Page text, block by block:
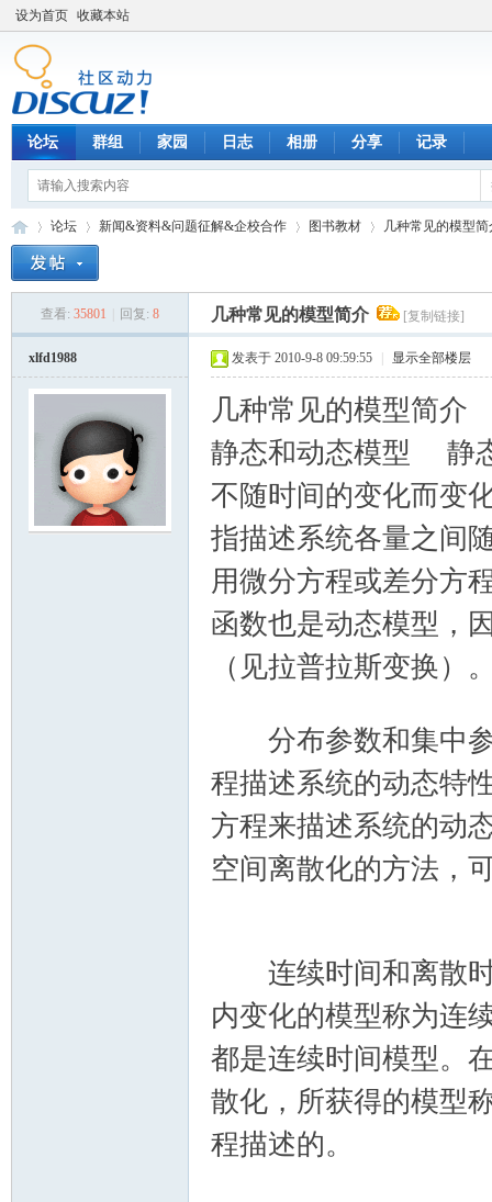
设为首页 收藏本站
论坛 群组 家园 日志 相册 分享 记录
论坛
›
新闻&资料&问题征解&企校合作
›
图书教材
›
几种常见的模型简
查看: 35801 回复: 8 几种常见的模型简介 [复制链接]
xlfd1988 发表于 2010-9-8 09:59:55 显示全部楼层
几种常见的模型简介
静态和动态模型 静
不随时间的变化而变
指描述系统各量之间
用微分方程或差分方
函数也是动态模型，
（见拉普拉斯变换）
分布参数和集中参
程描述系统的动态特
方程来描述系统的动
空间离散化的方法，
连续时间和离散时
内变化的模型称为连
都是连续时间模型。
散化，所获得的模型
程描述的。